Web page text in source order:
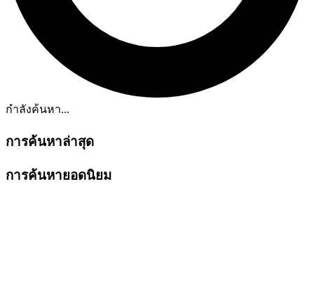
กำลังค้นหา...
การค้นหาล่าสุด
การค้นหายอดนิยม